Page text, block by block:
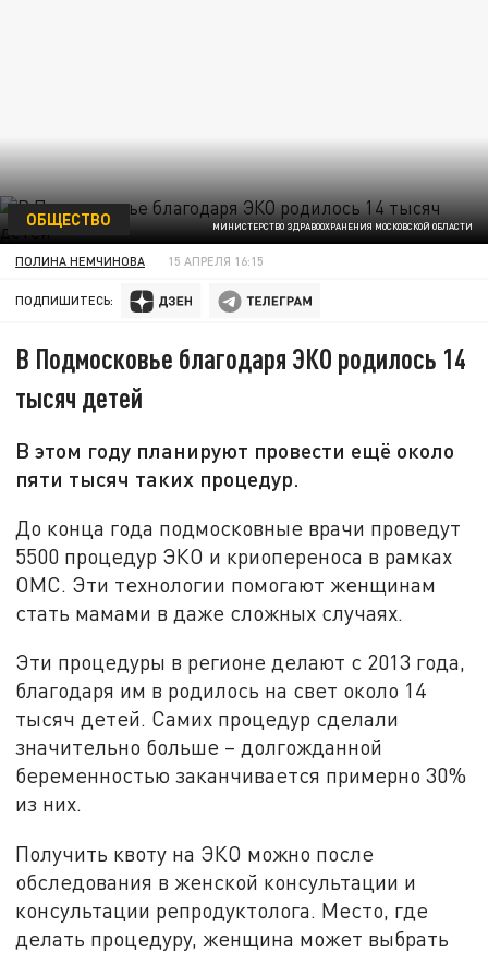
МИНИСТЕРСТВО ЗДРАВООХРАНЕНИЯ МОСКОВСКОЙ ОБЛАСТИ
ОБЩЕСТВО
ПОЛИНА НЕМЧИНОВА 15 АПРЕЛЯ 16:15
ПОДПИШИТЕСЬ:
В Подмосковье благодаря ЭКО родилось 14
тысяч детей
В этом году планируют провести ещё около
пяти тысяч таких процедур.
До конца года подмосковные врачи проведут
5500 процедур ЭКО и криопереноса в рамках
ОМС. Эти технологии помогают женщинам
стать мамами в даже сложных случаях.
Эти процедуры в регионе делают с 2013 года,
благодаря им в родилось на свет около 14
тысяч детей. Самих процедур сделали
значительно больше – долгожданной
беременностью заканчивается примерно 30%
из них.
Получить квоту на ЭКО можно после
обследования в женской консультации и
консультации репродуктолога. Место, где
делать процедуру, женщина может выбрать